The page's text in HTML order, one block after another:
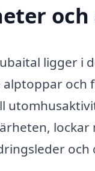
ligger i
och
och